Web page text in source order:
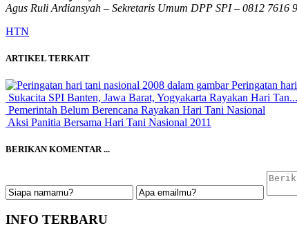
Agus Ruli Ardiansyah – Sekretaris Umum DPP SPI – 0812 7616
HTN
ARTIKEL TERKAIT
Peringatan
Sukacita SPI Banten, Jawa Barat, Yogyakarta Rayakan Hari Tan...
Pemerintah Belum Berencana Rayakan Hari Tani Nasional
Aksi Panitia Bersama Hari Tani Nasional 2011
BERIKAN KOMENTAR ...
INFO TERBARU